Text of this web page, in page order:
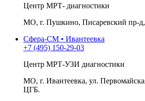
Центр МРТ- диагностики
МО, г. Пушкино, Писаревский пр-
Сфера-СМ • Ивантеевка
+7 (495) 150-29-03
Центр МРТ-УЗИ диагностики
МО, г. Ивантеевка, ул.
ЦГБ.